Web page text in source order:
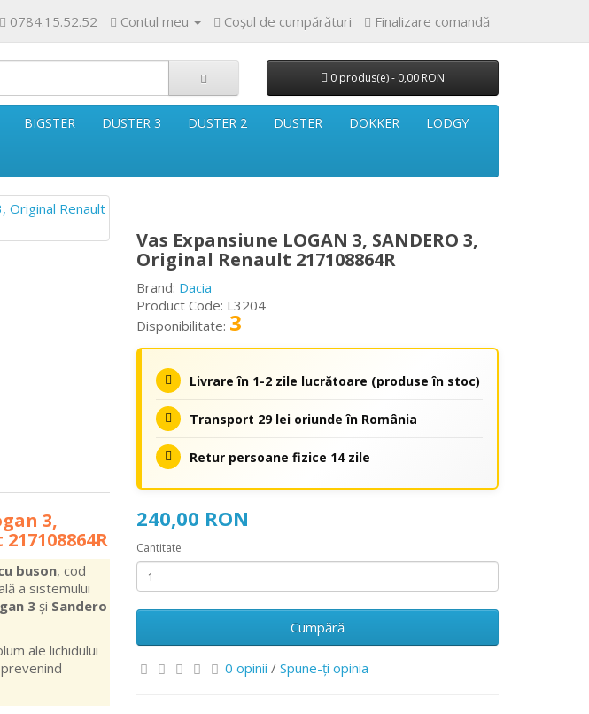
0784.15.52.52 Contul meu Coşul de cumpărături Finalizare comandă
0 produs(e) - 0,00 RON
BIGSTER DUSTER 3 DUSTER 2 DUSTER DOKKER LODGY
3,
buson, cod
a sistemului
3și Sandero
ale lichidului
Vas Expansiune LOGAN 3, SANDERO 3,
Original Renault 217108864R
Brand: Dacia
Product Code: L3204
Disponibilitate: 3
Livrare în 1-2 zile lucrătoare (produse în stoc)
Transport 29 lei oriunde în România
Retur persoane fizice 14 zile
240,00 RON
Cantitate
Cumpără
0 opinii /Spune-ţi opinia